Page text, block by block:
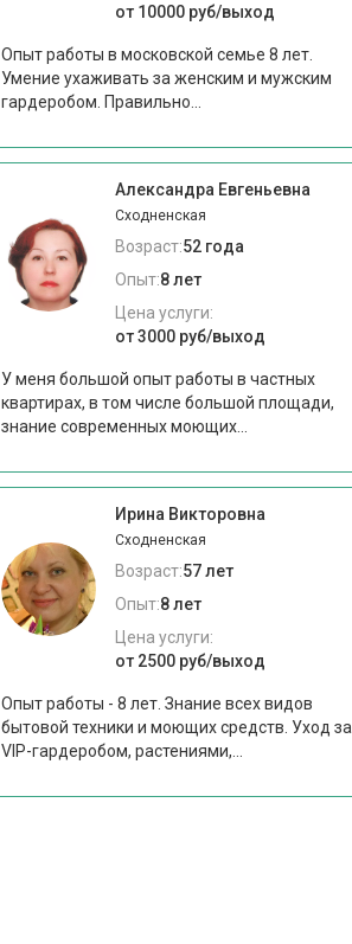
от 10000 руб/выход
Опыт работы в московской семье 8 лет.
Умение ухаживать за женским и мужским
гардеробом. Правильно...
Александра Евгеньевна
Сходненская
Возраст:52 года
Опыт:8 лет
Цена услуги:
от 3000 руб/выход
У меня большой опыт работы в частных
квартирах, в том числе большой площади,
знание современных моющих...
Ирина Викторовна
Сходненская
Возраст:57 лет
Опыт:8 лет
Цена услуги:
от 2500 руб/выход
Опыт работы - 8 лет. Знание всех видов
бытовой техники и моющих средств. Уход за
VIP-гардеробом, растениями,...